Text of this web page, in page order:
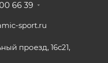
66 39
sport.ru
проезд, 16с21,